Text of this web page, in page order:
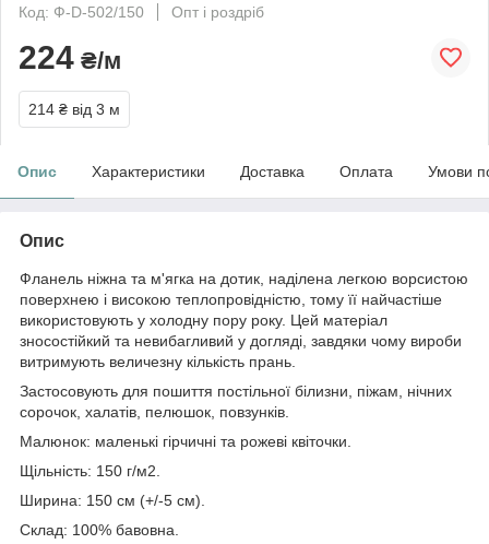
Код: Ф-D-502/150
Опт і роздріб
224 ₴/м
214 ₴ від 3 м
Опис Характеристики Доставка Оплата Умови
Опис
Фланель ніжна та м'ягка на дотик, наділена легкою ворсистою
поверхнею і високою теплопровідністю, тому її найчастіше
використовують у холодну пору року. Цей матеріал
зносостійкий та невибагливий у догляді, завдяки чому вироби
витримують величезну кількість прань.
Застосовують для пошиття постільної білизни, піжам, нічних
сорочок, халатів, пелюшок, повзунків.
Малюнок: маленькі гірчичні та рожеві квіточки.
Щільність: 150 г/м2.
Ширина: 150 см (+/-5 см).
Склад: 100% бавовна.